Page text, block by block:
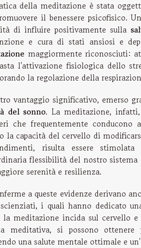
della meditazione è stata
il benessere psicofisico.
di influire positivamente sulla
e cura di stati ansiosi e
maggiormente riconosciuti:
l'attivazione fisiologica dello
la regolazione della
vantaggio significativo, emerso
del sonno. La meditazione,
che frequentemente
la capacità del cervello di
risulta essere
flessibilità del nostro
serenità e resilienza.
a queste evidenze derivano
i quali hanno dedicato
la meditazione incida sul cervello
meditativa, si possono
una salute mentale ottimale e